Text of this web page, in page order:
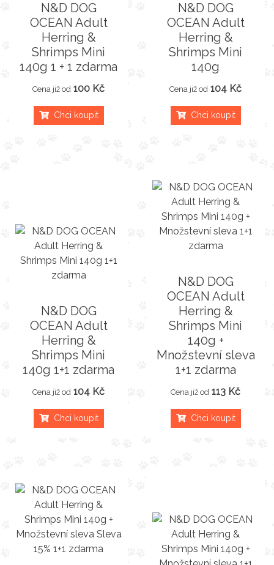
N&D DOG
OCEAN Adult
Herring &
Shrimps Mini
140g 1 + 1 zdarma
Cena již od 100 Kč
Chci koupit
N&D DOG
OCEAN Adult
Herring &
Shrimps Mini
140g
Cena již od 104 Kč
Chci koupit
N&D DOG
OCEAN Adult
Herring &
Shrimps Mini
140g 1+1 zdarma
Cena již od 104 Kč
Chci koupit
N&D DOG
OCEAN Adult
Herring &
Shrimps Mini
140g +
Množstevní sleva
1+1 zdarma
Cena již od 113 Kč
Chci koupit